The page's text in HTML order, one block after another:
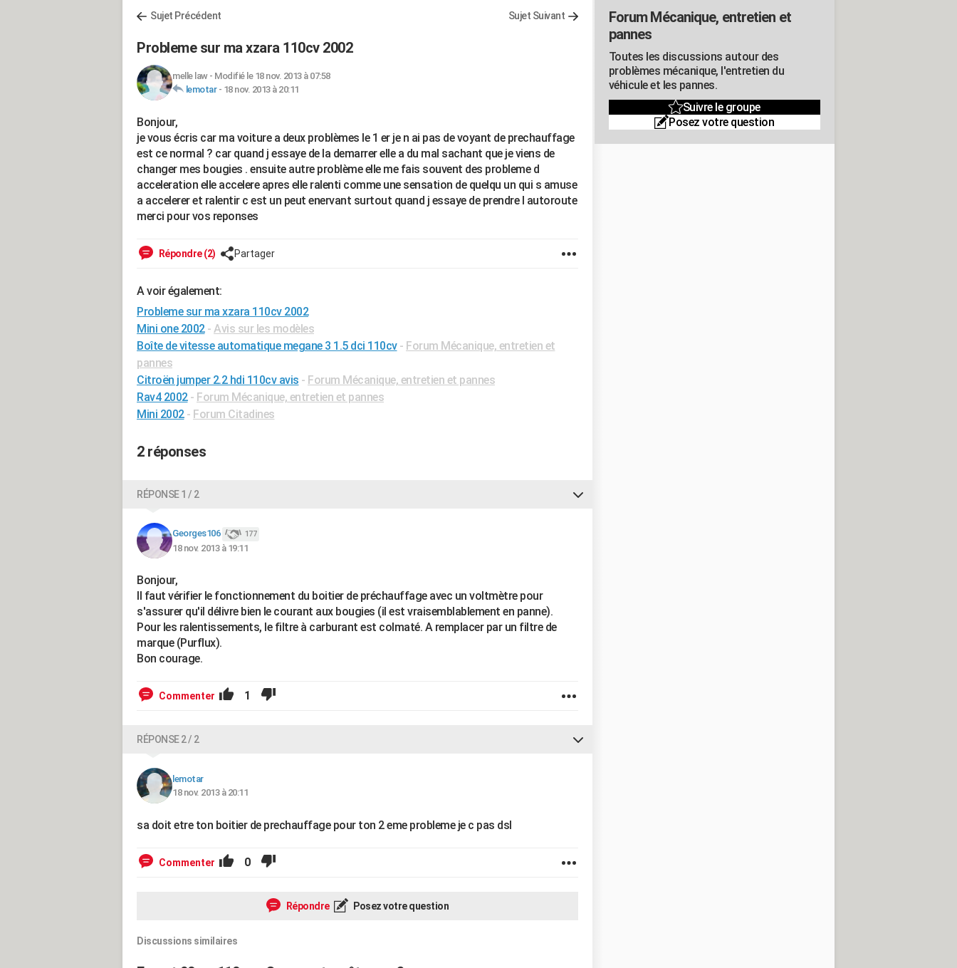
Sujet Précédent Sujet Suivant
Probleme sur ma xzara 110cv 2002
melle law- Modifié le 18 nov. 2013 à 07:58
lemotar- 18 nov. 2013 à 20:11
Bonjour,
je vous écris car ma voiture a deux problèmes le 1 er je n ai pas de voyant de prechauffage
est ce normal ? car quand j essaye de la demarrer elle a du mal sachant que je viens de
changer mes bougies . ensuite autre problème elle me fais souvent des probleme d
acceleration elle accelere apres elle ralenti comme une sensation de quelqu un qui s amuse
a accelerer et ralentir c est un peut enervant surtout quand j essaye de prendre l autoroute
merci pour vos reponses
Répondre (2) Partager
A voir également:
Probleme sur ma xzara 110cv 2002
Mini one 2002 - Avis sur les modèles
Boîte de vitesse automatique megane 3 1.5 dci 110cv - Forum Mécanique, entretien et
pannes
Citroën jumper 2.2 hdi 110cv avis - Forum Mécanique, entretien et pannes
Rav4 2002 - Forum Mécanique, entretien et pannes
Mini 2002 - Forum Citadines
2 réponses
RÉPONSE 1 / 2
Georges106 177
18 nov. 2013 à 19:11
Bonjour,
Il faut vérifier le fonctionnement du boitier de préchauffage avec un voltmètre pour
s'assurer qu'il délivre bien le courant aux bougies (il est vraisemblablement en panne).
Pour les ralentissements, le filtre à carburant est colmaté. A remplacer par un filtre de
marque (Purflux).
Bon courage.
Commenter 1
RÉPONSE 2 / 2
lemotar
18 nov. 2013 à 20:11
sa doit etre ton boitier de prechauffage pour ton 2 eme probleme je c pas dsl
Commenter 0
Répondre Posez votre question
Discussions similaires
Forum Mécanique, entretien et
pannes
Toutes les discussions autour des
problèmes mécanique, l'entretien du
véhicule et les pannes.
Suivre le groupe
Posez votre question